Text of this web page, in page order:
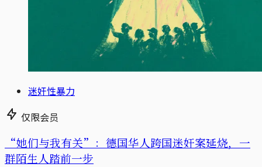
迷奸性暴力
仅限会员
“她们与我有关”：德国华人跨国迷奸案延烧，一
群陌生人踏前一步